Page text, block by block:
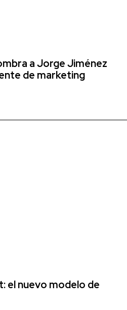
a Jorge Jiménez
de marketing
el nuevo modelo de